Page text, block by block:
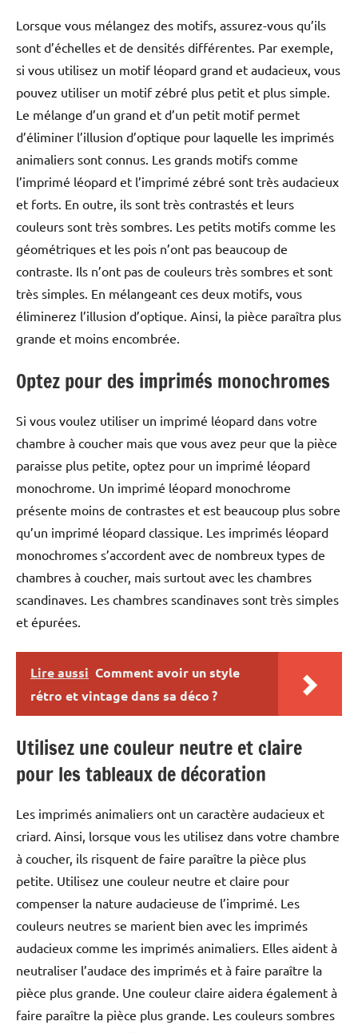
Lorsque vous mélangez des motifs, assurez-vous qu’ils
sont d’échelles et de densités différentes. Par exemple,
si vous utilisez un motif léopard grand et audacieux, vous
pouvez utiliser un motif zébré plus petit et plus simple.
Le mélange d’un grand et d’un petit motif permet
d’éliminer l’illusion d’optique pour laquelle les imprimés
animaliers sont connus. Les grands motifs comme
l’imprimé léopard et l’imprimé zébré sont très audacieux
et forts. En outre, ils sont très contrastés et leurs
couleurs sont très sombres. Les petits motifs comme les
géométriques et les pois n’ont pas beaucoup de
contraste. Ils n’ont pas de couleurs très sombres et sont
très simples. En mélangeant ces deux motifs, vous
éliminerez l’illusion d’optique. Ainsi, la pièce paraîtra plus
grande et moins encombrée.
Optez pour des imprimés monochromes
Si vous voulez utiliser un imprimé léopard dans votre
chambre à coucher mais que vous avez peur que la pièce
paraisse plus petite, optez pour un imprimé léopard
monochrome. Un imprimé léopard monochrome
présente moins de contrastes et est beaucoup plus sobre
qu’un imprimé léopard classique. Les imprimés léopard
monochromes s’accordent avec de nombreux types de
chambres à coucher, mais surtout avec les chambres
scandinaves. Les chambres scandinaves sont très simples
et épurées.
Lire aussi Comment avoir un style
rétro et vintage dans sa déco ?
Utilisez une couleur neutre et claire
pour les tableaux de décoration
Les imprimés animaliers ont un caractère audacieux et
criard. Ainsi, lorsque vous les utilisez dans votre chambre
à coucher, ils risquent de faire paraître la pièce plus
petite. Utilisez une couleur neutre et claire pour
compenser la nature audacieuse de l’imprimé. Les
couleurs neutres se marient bien avec les imprimés
audacieux comme les imprimés animaliers. Elles aident à
neutraliser l’audace des imprimés et à faire paraître la
pièce plus grande. Une couleur claire aidera également à
faire paraître la pièce plus grande. Les couleurs sombres